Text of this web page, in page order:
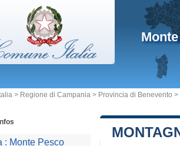
> Regione di Campania > Provincia di Benevento >
: Monte Pesco